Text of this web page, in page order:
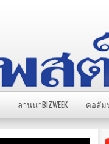
ลานนาBIZWEEK คอลัม